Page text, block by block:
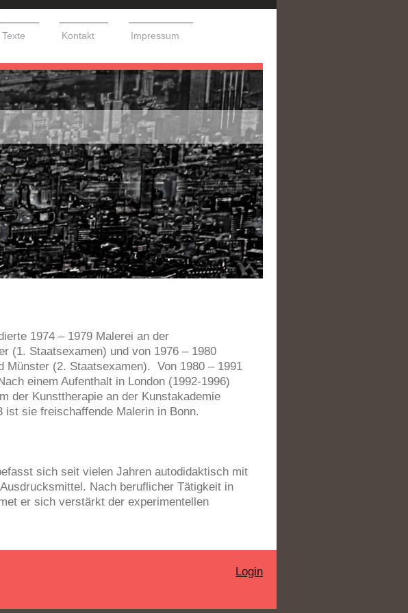
Texte Kontakt Impressum
1974 – 1979 Malerei an der
(1. Staatsexamen) und von 1976 – 1980
Münster (2. Staatsexamen). Von 1980 – 1991
einem Aufenthalt in London (1992-1996)
der Kunsttherapie an der Kunstakademie
ist sie freischaffende Malerin in Bonn.
sich seit vielen Jahren autodidaktisch mit
Nach beruflicher Tätigkeit in
er sich verstärkt der experimentellen
Login